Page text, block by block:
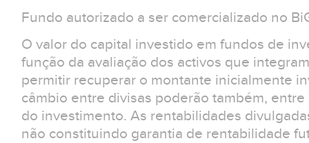
Fundo autorizado a ser comercializado no
O valor do capital investido em fundos de
função da avaliação dos activos que
permitir recuperar o montante inicialmente
câmbio entre divisas poderão também,
do investimento. As rentabilidades
não constituindo garantia de rentabilidade